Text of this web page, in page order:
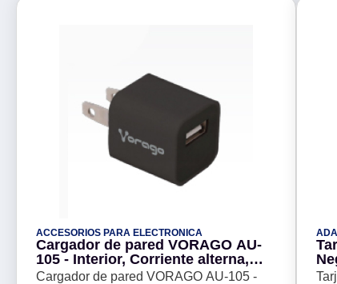
ACCESORIOS PARA ELECTRONICA
Cargador de pared VORAGO AU-
105 - Interior, Corriente alterna,
Negro, 5 V
Cargador de pared VORAGO AU-105 -